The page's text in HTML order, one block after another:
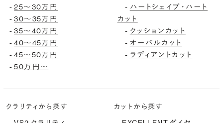
-25〜30万円
-30〜35万円
-35〜40万円
-40〜45万円
-45〜50万円
-50万円〜
- ハートシェイプ・ハート
カット
- クッションカット
- オーバルカット
- ラディアントカット
クラリティから探す カットから探す